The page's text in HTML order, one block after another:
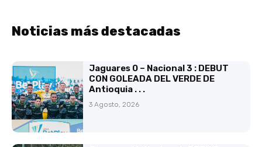
Noticias más destacadas
Jaguares 0 – Nacional 3 : DEBUT
CON GOLEADA DEL VERDE DE
Antioquia . . .
3 Agosto, 2026